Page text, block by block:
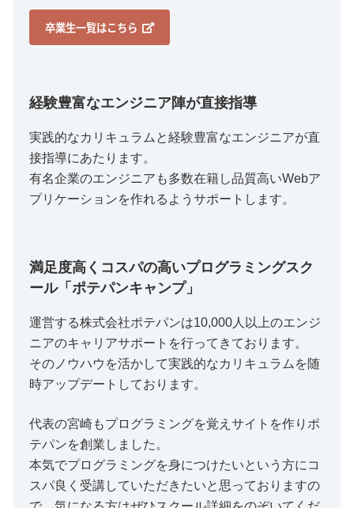
卒業生一覧はこちら
経験豊富なエンジニア陣が直接指導
実践的なカリキュラムと経験豊富なエンジニアが直
接指導にあたります。
有名企業のエンジニアも多数在籍し品質高いWebア
プリケーションを作れるようサポートします。
満足度高くコスパの高いプログラミングスク
ール「ポテパンキャンプ」
運営する株式会社ポテパンは10,000人以上のエンジ
ニアのキャリアサポートを行ってきております。
そのノウハウを活かして実践的なカリキュラムを随
時アップデートしております。
代表の宮崎もプログラミングを覚えサイトを作りポ
テパンを創業しました。
本気でプログラミングを身につけたいという方にコ
スパ良く受講していただきたいと思っておりますの